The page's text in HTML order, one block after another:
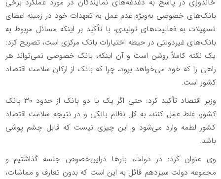
بانک‌های خصوصی به‌ویژه عدم عمل به تعهدات خود در زمینه اعطای
تسهیلات به فعالیت‌های تولیدی، با تأکید بر اینکه مسائل مربوط به
بانک‌های غیردولتی در حیطه اختیارات بانک مرکزی است، تصریح کرد:
یک نکته کاملاً روشن است و آن اینکه، بانک خصوصی نمی‌تواند هر
راهی را که خود می‌خواهد برود، چرا که بانک از ارکان سلامت اقتصاد
کشور است.
وزیر اقتصاد تأکید کرد: حتی اگر یک یا دو بانک از حدود ۳۰ بانک
کشور، غلط عمل کنند، به کل نظام بانکی و در نتیجه سلامت اقتصاد
کشور لطمه وارد می‌شود و این چیزی نیست که قابل چشم پوشی
باشد.
وی عنوان کرد: در دولت، بارها دراین‌خصوص جلسه گذاشتیم و
مجموعه دولت سیزدهم قائل به این است که بدون تعارف و مماشات،